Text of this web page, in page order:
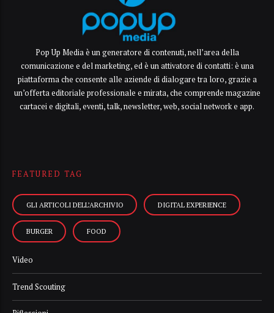
Pop Up Media è un generatore di contenuti, nell’area della
comunicazione e del marketing, ed è un attivatore di contatti: è una
piattaforma che consente alle aziende di dialogare tra loro, grazie a
un’offerta editoriale professionale e mirata, che comprende magazine
cartacei e digitali, eventi, talk, newsletter, web, social network e app.
FEATURED TAG
GLI ARTICOLI DELL’ARCHIVIO DIGITAL EXPERIENCE
BURGER FOOD
Video
Trend Scouting